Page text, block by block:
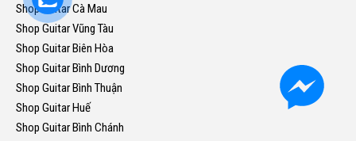
Shop Guitar Cà Mau
Shop Guitar Vũng Tàu
Shop Guitar Biên Hòa
Shop Guitar Bình Dương
Shop Guitar Bình Thuận
Shop Guitar Huế
Shop Guitar Bình Chánh